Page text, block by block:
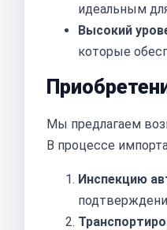
идеальным
Высокий
которые
Мы предлагаем
В процессе
Инспекцию